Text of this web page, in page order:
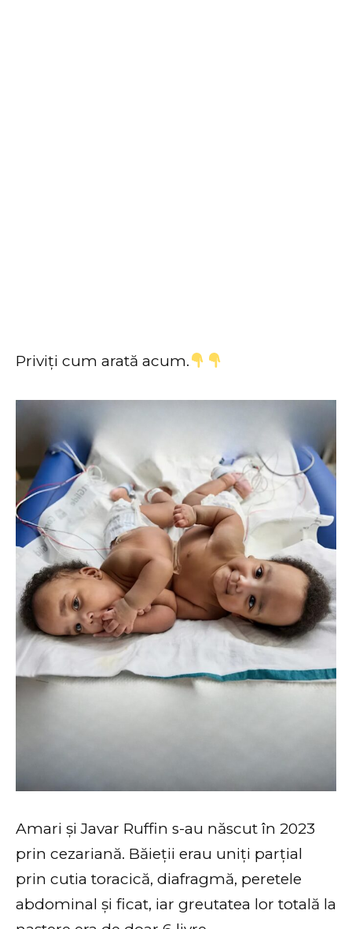
Priviți cum arată acum.
Amari și Javar Ruffin s-au născut în 2023
prin cezariană. Băieții erau uniți parțial
prin cutia toracică, diafragmă, peretele
abdominal și ficat, iar greutatea lor totală la